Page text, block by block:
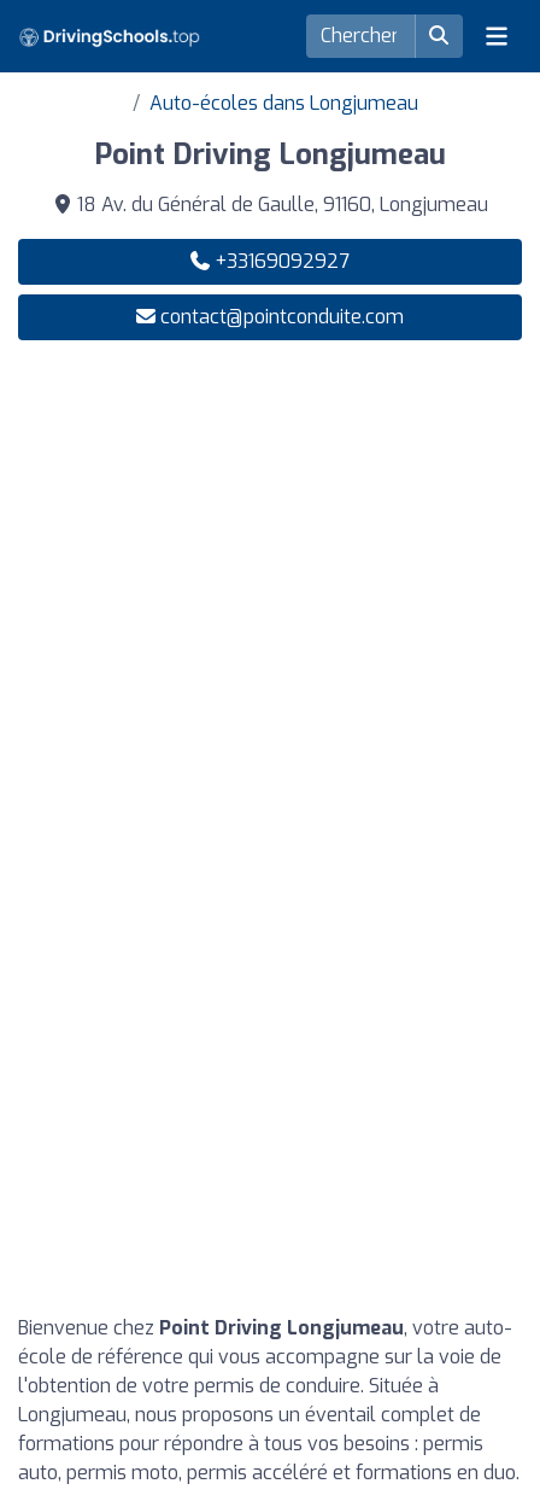
Auto-écoles dans Longjumeau
Point Driving Longjumeau
18 Av. du Général de Gaulle, 91160, Longjumeau
+33169092927
contact@pointconduite.com
Bienvenue chez Point Driving Longjumeau, votre auto-
école de référence qui vous accompagne sur la voie de
l'obtention de votre permis de conduire. Située à
Longjumeau, nous proposons un éventail complet de
formations pour répondre à tous vos besoins : permis
auto, permis moto, permis accéléré et formations en duo.